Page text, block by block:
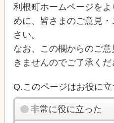
利根町ホームページを
めに、皆さまのご意見
さい。
なお、この欄からのご
きませんのでご了承くだ
Q.このページはお役に立
非常に役に立った